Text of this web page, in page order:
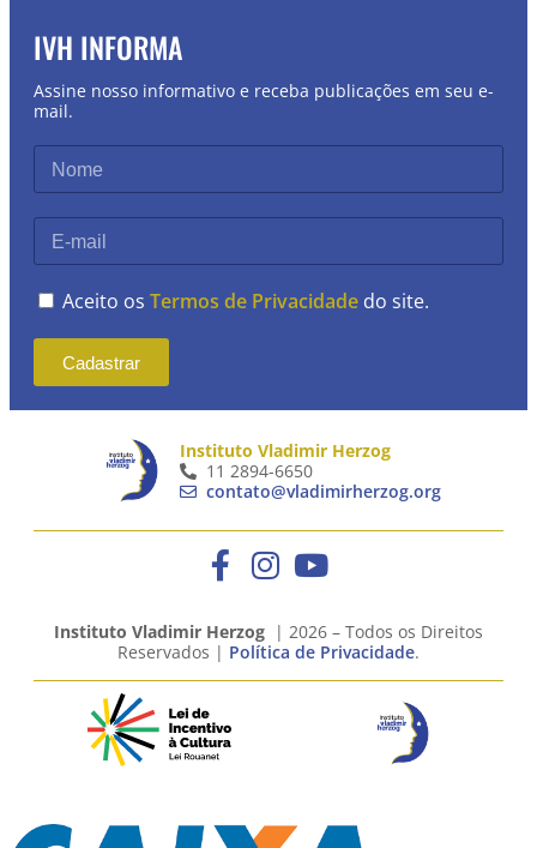
IVH INFORMA
Assine nosso informativo e receba publicações em seu e-
mail.
Aceito os Termos de Privacidade do site.
Cadastrar
Instituto Vladimir Herzog
11 2894-6650
contato@vladimirherzog.org
Instituto Vladimir Herzog | 2026 – Todos os Direitos
Reservados | Política de Privacidade.